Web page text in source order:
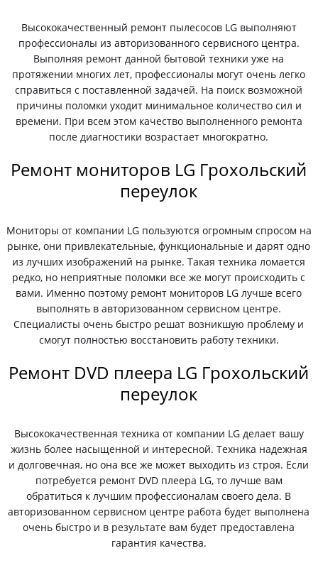
Высококачественный ремонт пылесосов LG выполняют
профессионалы из авторизованного сервисного центра.
Выполняя ремонт данной бытовой техники уже на
протяжении многих лет, профессионалы могут очень легко
справиться с поставленной задачей. На поиск возможной
причины поломки уходит минимальное количество сил и
времени. При всем этом качество выполненного ремонта
после диагностики возрастает многократно.
Ремонт мониторов LG Грохольский
переулок
Мониторы от компании LG пользуются огромным спросом на
рынке, они привлекательные, функциональные и дарят одно
из лучших изображений на рынке. Такая техника ломается
редко, но неприятные поломки все же могут происходить с
вами. Именно поэтому ремонт мониторов LG лучше всего
выполнять в авторизованном сервисном центре.
Специалисты очень быстро решат возникшую проблему и
смогут полностью восстановить работу техники.
Ремонт DVD плеера LG Грохольский
переулок
Высококачественная техника от компании LG делает вашу
жизнь более насыщенной и интересной. Техника надежная
и долговечная, но она все же может выходить из строя. Если
потребуется ремонт DVD плеера LG, то лучше вам
обратиться к лучшим профессионалам своего дела. В
авторизованном сервисном центре работа будет выполнена
очень быстро и в результате вам будет предоставлена
гарантия качества.